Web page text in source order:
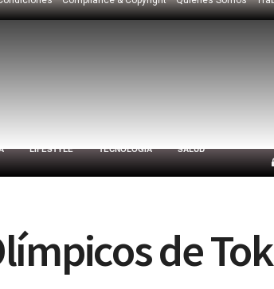
LIFESTYLE TECNOLOGÍA SALUD
de